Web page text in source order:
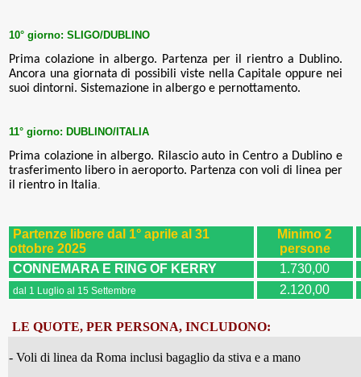
10° giorno: SLIGO/DUBLINO
Prima colazione in albergo. Partenza per il rientro a Dublino.
Ancora una giornata di possibili viste nella Capitale oppure nei
suoi dintorni. Sistemazione in albergo e pernottamento.
11° giorno: DUBLINO/ITALIA
Prima colazione in albergo. Rilascio auto in Centro a Dublino e
trasferimento libero in aeroporto. Partenza con voli di linea per
il rientro in Italia.
Partenze libere dal 1° aprile al 31
ottobre 2025
Minimo 2
persone
CONNEMARA E RING OF KERRY
1.730,00
dal 1 Luglio al 15 Settembre 2.120,00
LE QUOTE, PER PERSONA, INCLUDONO:
- Voli di linea da Roma inclusi bagaglio da stiva e a mano